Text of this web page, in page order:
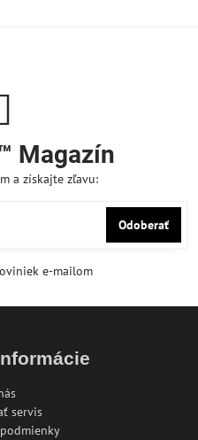
Magazín
a získajte zľavu:
Odoberať
e-mailom
servis